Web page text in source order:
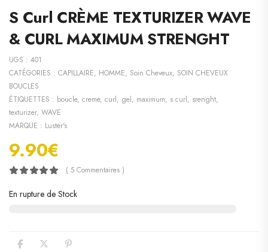
S Curl CRÈME TEXTURIZER WAVE
& CURL MAXIMUM STRENGHT
UGS : 401
CATÉGORIES : CAPILLAIRE, HOMME, Soin Cheveux, SOIN CHEVEUX
BOUCLES
ÉTIQUETTES : boucle, creme, curl, gel, maximum, s curl, srenght,
texturizer, WAVE
MARQUE : Luster's
9.90€
( 5 Commentaires )
En rupture de Stock